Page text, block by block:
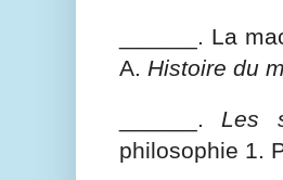
______. La
A. Histoire du
______. Les
philosophie 1.